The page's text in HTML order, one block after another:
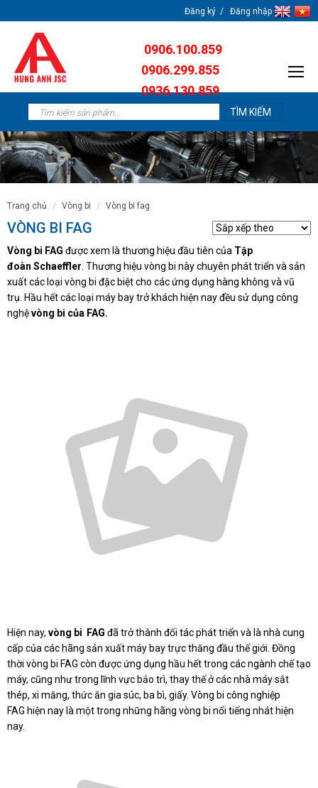
Đăng ký Đăng nhập
0906.100.859
0906.299.855
0936.130.859
trang chủ vòng bi vòng bi fag
VÒNG BI FAG
Vòng bi FAG được xem là thương hiệu đầu tiên của Tập
đoàn Schaeffler . Thương hiệu vòng bi này chuyên phát triển và sản
xuất các loại vòng bi đặc biệt cho các ứng dụng hàng không và vũ
trụ. Hầu hết các loại máy bay trở khách hiện nay đều sử dụng công
nghệvòng bi của FAG.
Hiện nay, vòng bi FAG đã trở thành đối tác phát triển và là nhà cung
cấp của các hãng sản xuất máy bay trực thăng đầu thế giới. Đồng
thời vòng bi FAG còn được ứng dụng hầu hết trong các ngành chế tạo
máy, cũng như trong lĩnh vực bảo trì, thay thế ở các nhà máy sắt
thép, xi măng, thức ăn gia súc, ba bì, giấy. Vòng bi công nghiệp
FAG hiện nay là một trong những hãng vòng bi nổi tiếng nhát hiện
nay.